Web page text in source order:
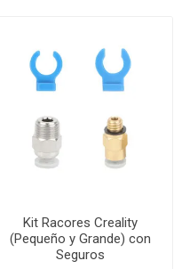
Kit Racores Creality
(Pequeño y Grande) con
Seguros